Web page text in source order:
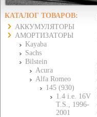
КАТАЛОГ ТОВАРОВ:
АККУМУЛЯТОРЫ
АМОРТИЗАТОРЫ
Kayaba
Sachs
Bilstein
Acura
Alfa Romeo
145 (930)
1.4 i.e. 16V
T.S., 1996-
2001